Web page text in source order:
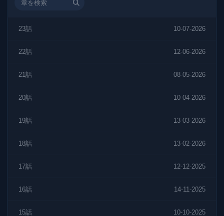
23話 10-07-2026
22話 12-06-2026
21話 08-05-2026
20話 10-04-2026
19話 13-03-2026
18話 13-02-2026
17話 12-12-2025
16話 14-11-2025
15話 10-10-2025